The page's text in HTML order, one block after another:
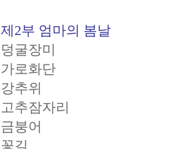
제2부 엄마의 봄날
덩굴장미
가로화단
강추위
고추잠자리
금붕어
꽃길